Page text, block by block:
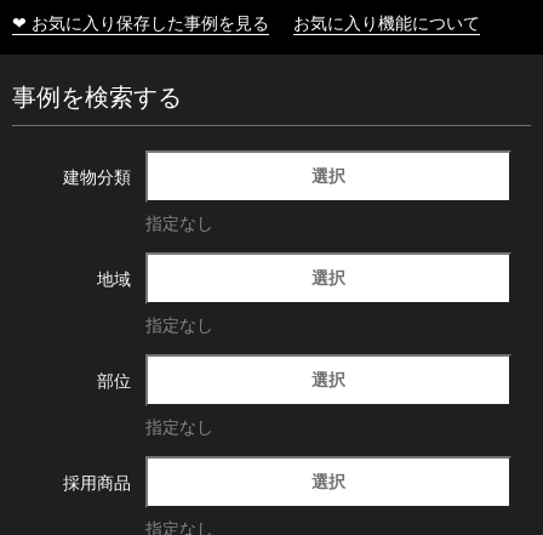
❤ お気に入り保存した事例を見る お気に入り機能について
事例を検索する
建物分類 選択
指定なし
地域 選択
指定なし
部位 選択
指定なし
採用商品 選択
指定なし